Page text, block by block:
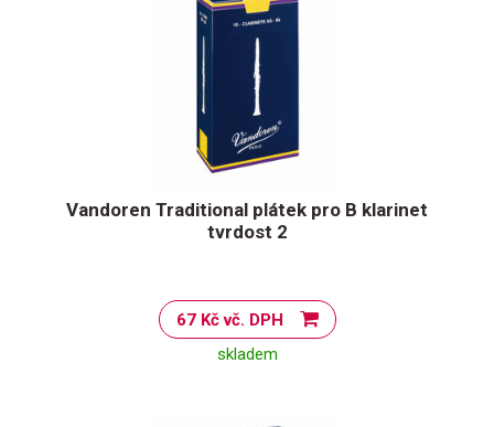
Vandoren Traditional plátek pro B klarinet
tvrdost 2
67 Kč vč. DPH
skladem